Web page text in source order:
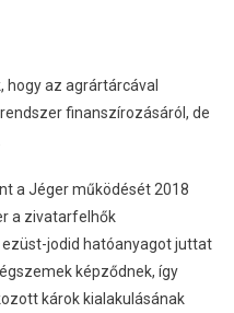
hogy az agrártárcával
finanszírozásáról, de
a Jéger működését 2018
a zivatarfelhők
jodid hatóanyagot juttat
képződnek, így
károk kialakulásának